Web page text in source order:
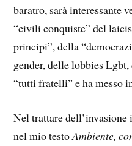
baratro, sarà interessante
“civili conquiste” del
principi”, della
gender, delle lobbies
“tutti fratelli” e ha messo
Nel trattare
nel mio testoAmbiente,